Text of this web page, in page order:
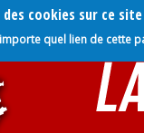
cookies sur ce
quel lien de cette